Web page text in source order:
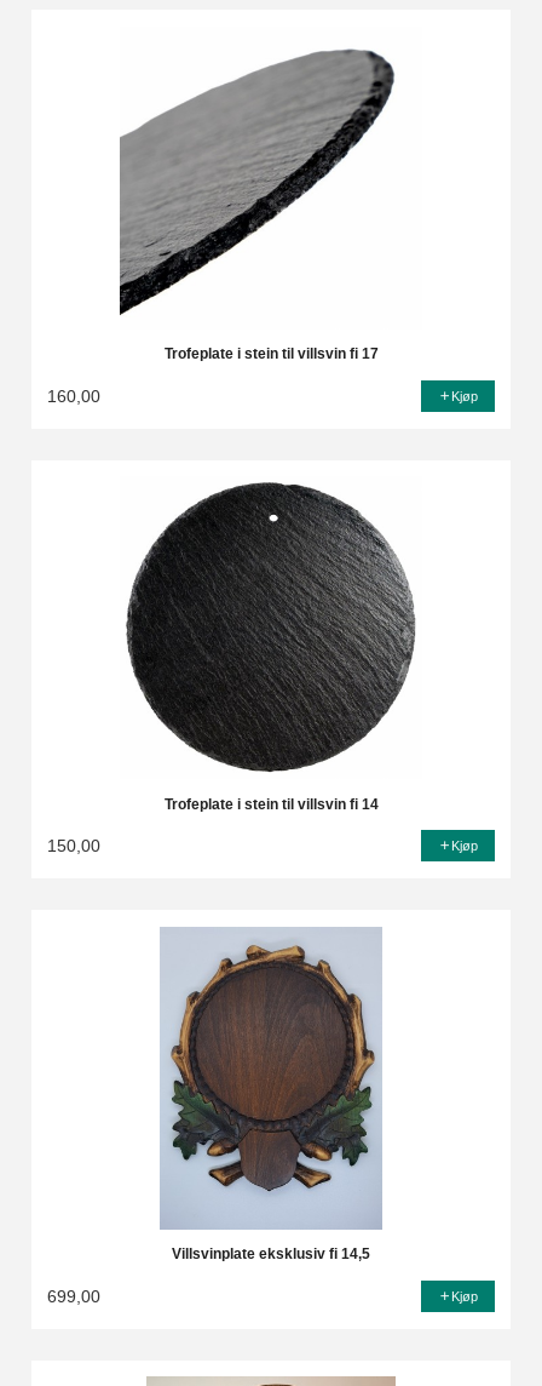
Trofeplate i stein til villsvin fi 17
160,00 Kjøp
Trofeplate i stein til villsvin fi 14
150,00 Kjøp
Villsvinplate eksklusiv fi 14,5
699,00 Kjøp